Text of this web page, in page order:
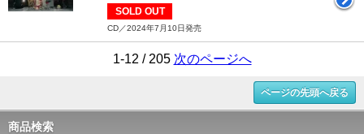
SOLD OUT
CD／2024年7月10日発売
1-12 / 205 次のページへ
ページの先頭へ戻る
商品検索